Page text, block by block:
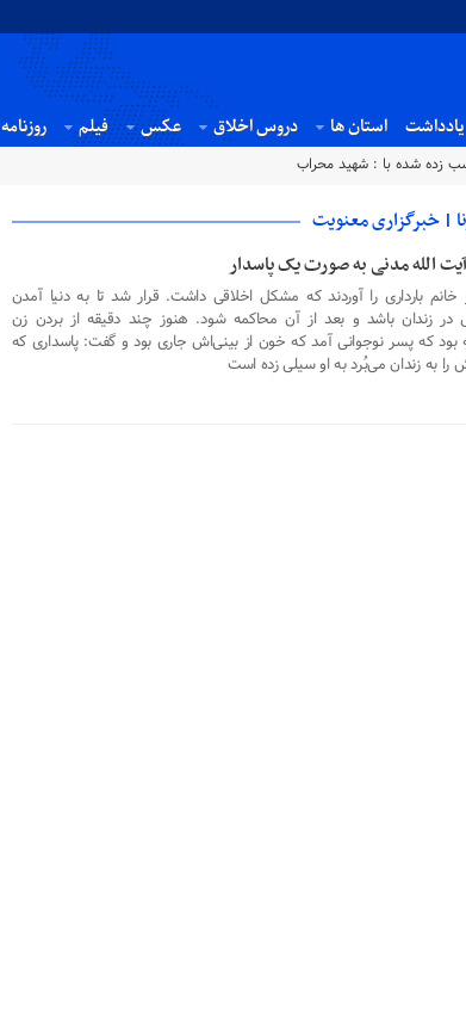
یادداشت استان ها دروس اخلاق عکس فیلم روزنامه
زده شده با : شهید محراب
| خبرگزاری معنویت
الله مدنی به صورت یک پاسدار
بارداری را آوردند که مشکل اخلاقی داشت. قرار شد تا به دنیا آمدن
در زندان باشد و بعد از آن محاکمه شود. هنوز چند دقیقه از بردن زن
بود که پسر نوجوانی آمد که خون از بینی‌اش جاری بود و گفت: پاسداری که
را به زندان می‌بُرد به او سیلی زده است